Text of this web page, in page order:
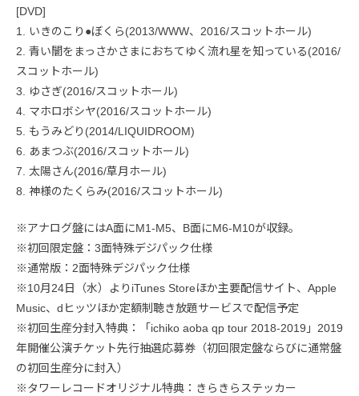
[DVD]
1. いきのこり●ぼくら(2013/WWW、2016/スコットホール)
2. 青い闇をまっさかさまにおちてゆく流れ星を知っている(2016/
スコットホール)
3. ゆさぎ(2016/スコットホール)
4. マホロボシヤ(2016/スコットホール)
5. もうみどり(2014/LIQUIDROOM)
6. あまつぶ(2016/スコットホール)
7. 太陽さん(2016/草月ホール)
8. 神様のたくらみ(2016/スコットホール)
※アナログ盤にはA面にM1-M5、B面にM6-M10が収録。
※初回限定盤：3面特殊デジパック仕様
※通常版：2面特殊デジパック仕様
※10月24日（水）よりiTunes Storeほか主要配信サイト、Apple
Music、dヒッツほか定額制聴き放題サービスで配信予定
※初回生産分封入特典：「ichiko aoba qp tour 2018-2019」2019
年開催公演チケット先行抽選応募券（初回限定盤ならびに通常盤
の初回生産分に封入）
※タワーレコードオリジナル特典：きらきらステッカー